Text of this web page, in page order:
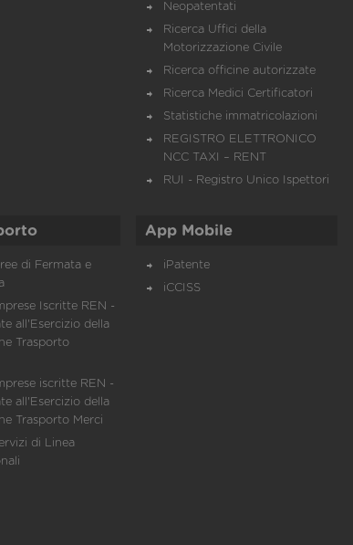
Neopatentati
Ricerca Uffici della
Motorizzazione Civile
Ricerca officine autorizzate
Ricerca Medici Certificatori
Statistiche immatricolazioni
REGISTRO ELETTRONICO
NCC TAXI – RENT
RUI - Registro Unico Ispettori
di Fermata e
Iscritte REN -
all'Esercizio della
Trasporto
iscritte REN -
all'Esercizio della
Trasporto Merci
di Linea
App Mobile
iPatente
iCCISS